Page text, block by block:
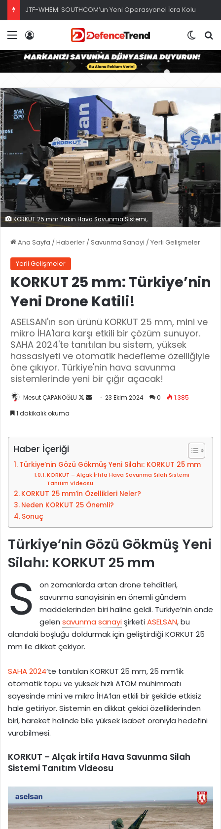
Menü Dış
KORKUT 25 mm Yakın Hava Savunma Sistemi,
Ana Sayfa / Haberler / Savunma Sanayi / Yerli Gelişmeler
Yerli Gelişmeler
KORKUT 25 mm: Türkiye’nin
Yeni Drone Katili!
ASELSAN'ın son ürünü KORKUT 25 mm, mini ve
mikro İHA'lara karşı etkili bir çözüm sunuyor.
SAHA 2024'te tanıtılan bu sistem, yüksek
hassasiyeti ve otomatik hedefleme özelliğiyle
öne çıkıyor. Türkiye'nin hava savunma
sistemlerinde yeni bir çığır açacak!
Mesut ÇAPANOĞLU
X
i
p
e
d
n
o
s
t
a
ö
n
d
e
m
e
k
23 Ekim 2024 0
1.385
1 dakikalık okuma
Haber İçeriği
Türkiye’nin Gözü Gökmüş Yeni Silahı: KORKUT 25 mm
KORKUT – Alçak İrtifa Hava Savunma Silah Sistemi
Tanıtım Videosu
KORKUT 25 mm’in Özellikleri Neler?
Neden KORKUT 25 Önemli?
Sonuç
Türkiye’nin Gözü Gökmüş Yeni
Silahı: KORKUT 25 mm
S
on zamanlarda artan drone tehditleri,
savunma sanayisinin en önemli gündem
maddelerinden biri haline geldi. Türkiye’nin önde
gelen savunma sanayi şirketiASELSAN, bu
alandaki boşluğu doldurmak için geliştirdiği KORKUT 25
mm ile dikkat çekiyor.
SAHA 2024‘te tanıtılan KORKUT 25 mm, 25 mm’lik
otomatik topu ve yüksek hızlı ATOM mühimmatı
sayesinde mini ve mikro İHA’ları etkili bir şekilde etkisiz
hale getiriyor. Sistemin en dikkat çekici özelliklerinden
biri, hareket halinde bile yüksek isabet oranıyla hedefini
vurabilmesi.
KORKUT – Alçak İrtifa Hava Savunma Silah
Sistemi Tanıtım Videosu